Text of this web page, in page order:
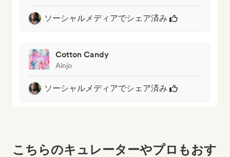
ソーシャルメディアでシェア済み
Cotton Candy
Ainjo
ソーシャルメディアでシェア済み
こちらのキュレーターやプロもおす